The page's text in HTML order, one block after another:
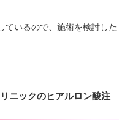
ているので、施術を検討した
ニックのヒアルロン酸注